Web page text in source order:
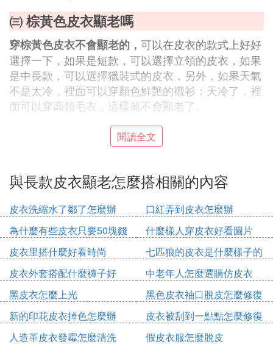
㈢ 棕黃色皮衣顯老嗎
穿棕黃色皮衣不會顯老的， 可以在皮衣的款式上好好
選擇一下，如果是短款，可以選擇立領的皮衣，如果
是中長款，可以選擇獵裝式的皮衣，另外，如果天氣
不是太冷，裡面可以穿顏色鮮艷的襯衫；天冷了，裡
面可以穿高領毛衣，這樣就不會顯老了。
帶來更加輕松自在的氣息，同時也能夠遮擋住贅肉。
泛著淡淡光澤感的深棕色皮衣會給我們帶來比較休閑
隨意的氣息，不會讓人覺得太過呆板，黑色固然能夠
凸顯出我們的身形，但是會讓人覺得有些沉悶。
版型方面建議小姐姐們可以選擇長度延伸到臀部位置
的，這樣能夠打造出更加俏皮休閑的氣息，不會太過
霸氣。
㈣ 女生怎樣穿皮衣好看
閱讀全文
與長款皮衣顯老怎麼搭相關的內容
皮衣洗縮水了鄒了怎麼辦
口紅弄到皮衣怎麼辦
為什麼有些皮衣只要50塊錢
什麼樣人穿皮衣好看圖片
皮衣里搭什麼好看時尚
七匹狼的皮衣是什麼樣子的
皮衣外套搭配什麼褲子好
中老年人怎麼選購仿皮衣
黑皮衣怎麼上光
黑色皮衣袖口脫皮怎麼修復
新的印花皮衣掉色怎麼辦
皮衣被刮到一點點怎麼修復
人造革皮衣發霉怎麼清洗
假皮衣服怎麼脫皮